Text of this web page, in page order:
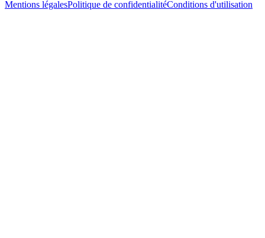
Mentions légalesPolitique de confidentialitéConditions d'utilisation